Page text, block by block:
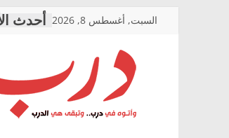
السبت, أغسطس 8, 2026
درب